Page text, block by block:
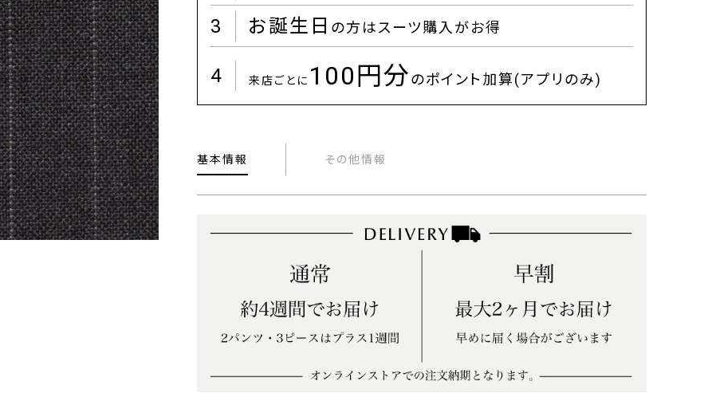
3 お誕生日 の方はスーツ購入がお得
4 来店ごとに 100円分のポイント加算(アプリのみ)
基本情報 その他情報